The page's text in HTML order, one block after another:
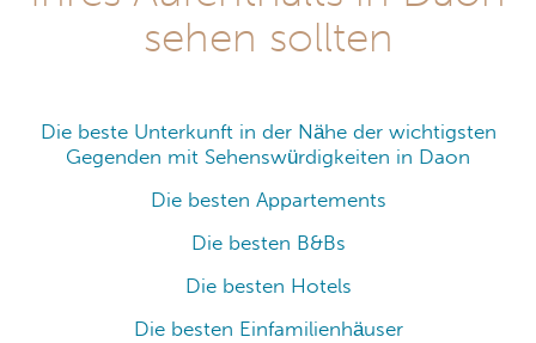
sehen sollten
Die beste Unterkunft in der Nähe der wichtigsten
Gegenden mit Sehenswürdigkeiten in Daon
Die besten Appartements
Die besten B&Bs
Die besten Hotels
Die besten Einfamilienhäuser